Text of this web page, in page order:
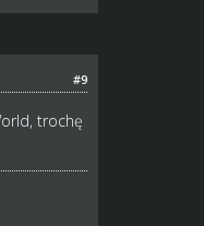
#9
trochę